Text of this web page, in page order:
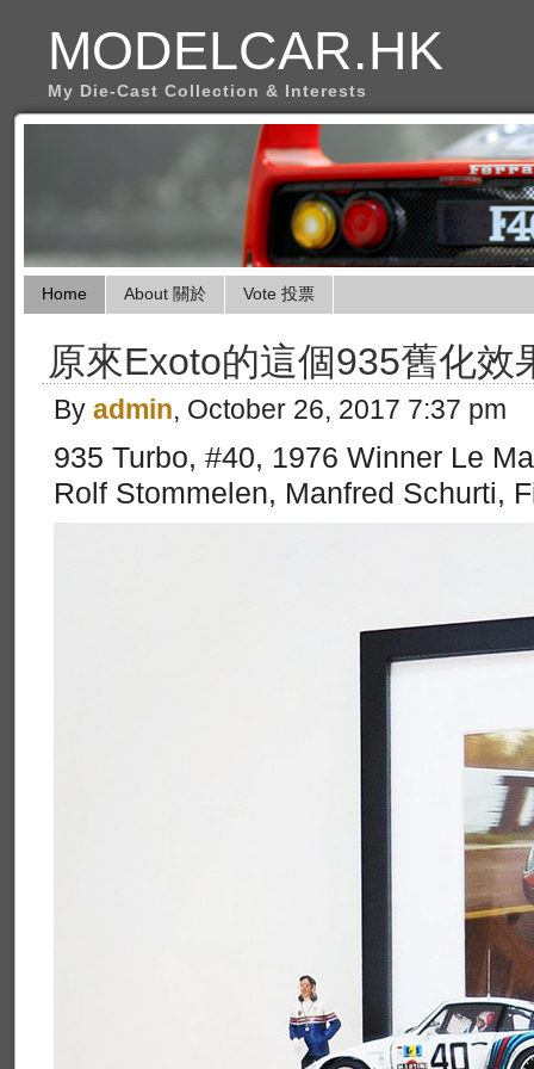
MODELCAR.HK
My Die-Cast Collection & Interests
Home About 關於 Vote 投票
原來Exoto的這個935舊化效
By admin, October 26, 2017 7:37 pm
935 Turbo, #40, 1976 Winner Le
Rolf Stommelen, Manfred Schurti,